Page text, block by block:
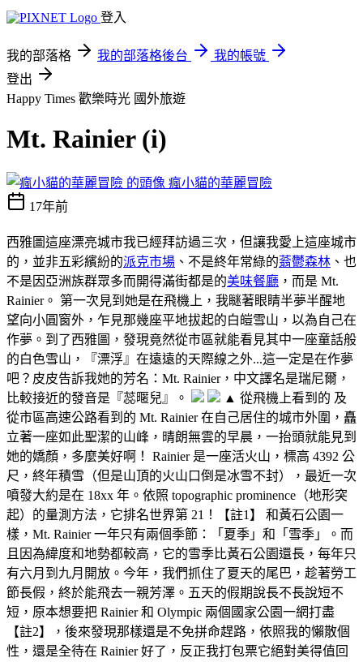
登入
我的部落格 我的部落格後台
我的帳號
登出
Happy Times 歡樂時光 國外旅遊
Mt. Rainier (i)
瘋小貓的華麗冒險
17年前
西雅圖這座漂亮城市我已經拜訪過三次，但讓我愛上這座城市
的，並非五彩繽紛的派克市場 、不是終年常綠的蓊鬱森林 、也
不是因亞洲族群眾多而開得滿街都是的美味餐廳 ，而是 Mt.
Rainier。 第一次見到她是在飛機上，我瞇著眼睛半夢半醒地
望向小圓窗外，乍見那幾座平地拔起的白皚雪山，以為自己在
作夢。到了西雅圖，發現竟然從市區就能看見其中一座童話般
的白色雪山，『漂浮』在遠遠的天際線之外...這一定是在作夢
吧？皮皮告訴我她的芳名：Mt. Rainier，中文譯名是瑞尼爾，
比較接近的發音是『蕊暱兒』。
▲ 從飛機上看到的 及
從市區高速公路看到的 Mt. Rainier 在自己居住的城市外圍，矗
立著一座如此聖潔的山峰，晴朗無雲的早晨，一抬頭就能見到
她的嬌顏，多麼美好啊！ Rainier 是一座活火山，標高 4392 公
尺，終年積雪（但是山頂的火山口倒是冰雪不封），最近一次
噴發大約是在 18xx 年。依照 topographic prominence（地形突
起）的量測方法，它排名世界第 21！【註1】 和黃石公園一
樣，Mt. Rainier 一年只有兩個季節：「夏季」和「雪季」。而
且因為緯度和地勢都較高，它的雪季比黃石公園還長，每年只
有六月到九月開放。今年，我們抓住了夏天的尾巴，趁著勞工
節長假，終於能飛去一親芳澤。五天的假期說長不長說短不
短，原本想要把 Rainier 和 Olympic 兩個國家公園一網打盡
【註2】，後來發現那樣還是不免拼命趕路，依照我的懶散個
性，還是全待在 Rainier 好了，反正我打包票它絕對美得值回